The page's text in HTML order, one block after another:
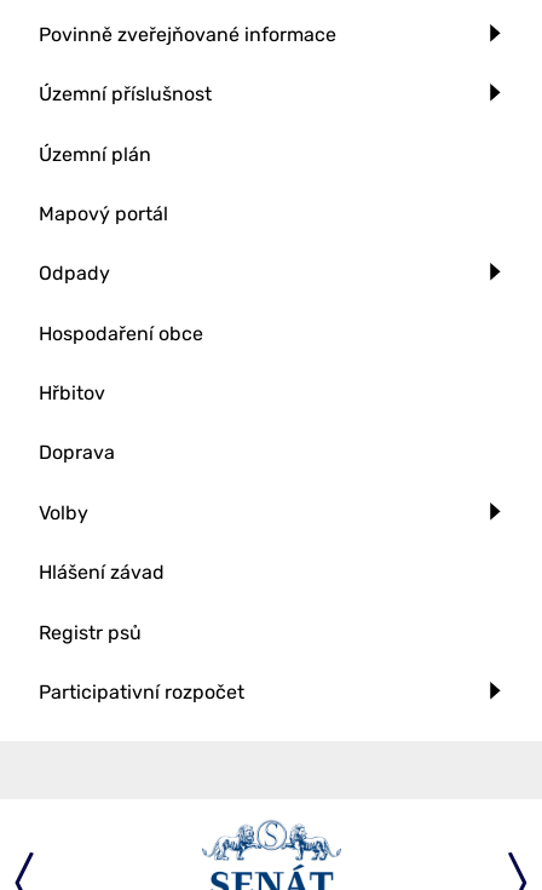
Povinně zveřejňované informace
Územní příslušnost
Územní plán
Mapový portál
Odpady
Hospodaření obce
Hřbitov
Doprava
Volby
Hlášení závad
Registr psů
Participativní rozpočet